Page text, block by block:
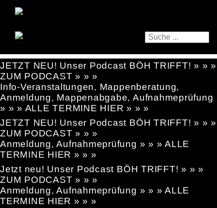
JETZT NEU! Unser Podcast BÖH TRIFFT! » » »
ZUM PODCAST » » »
Info-Veranstaltungen, Mappenberatung,
Anmeldung, Mappenabgabe, Aufnahmeprüfung
» » » ALLE TERMINE HIER » » »
JETZT NEU! Unser Podcast BÖH TRIFFT! » » »
ZUM PODCAST » » »
Anmeldung, Aufnahmeprüfung » » » ALLE
TERMINE HIER » » »
Jetzt neu! Unser Podcast BÖH TRIFFT! » » »
ZUM PODCAST » » »
Anmeldung, Aufnahmeprüfung » » » ALLE
TERMINE HIER » » »